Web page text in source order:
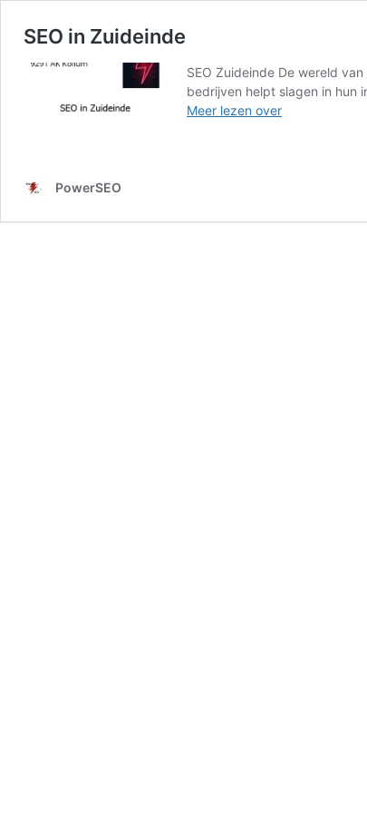
SEO in Zuideinde
SEO Zuideinde De wereld
bedrijven helpt slagen in hun
Meer lezen overSEO
PowerSEO